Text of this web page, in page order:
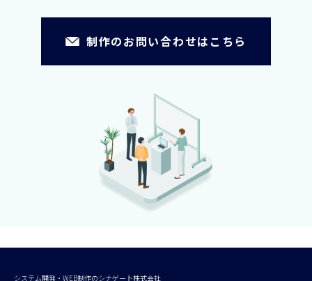
制作のお問い合わせはこちら
システム開発・WEB制作のシナゲート株式会社